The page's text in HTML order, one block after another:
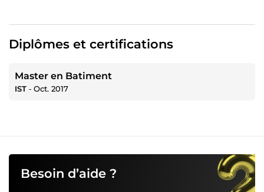
Diplômes et certifications
Master en Batiment
IST ‐ Oct. 2017
Besoin d’aide ?